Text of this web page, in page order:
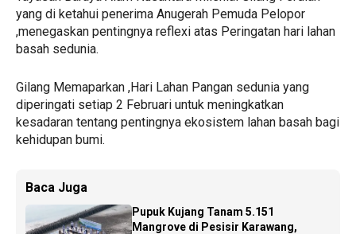
yang di ketahui penerima Anugerah Pemuda Pelopor
,menegaskan pentingnya reflexi atas Peringatan hari lahan
basah sedunia.
Gilang Memaparkan ,Hari Lahan Pangan sedunia yang
diperingati setiap 2 Februari untuk meningkatkan
kesadaran tentang pentingnya ekosistem lahan basah bagi
kehidupan bumi.
Baca Juga
Pupuk Kujang Tanam 5.151
Mangrove di Pesisir Karawang,